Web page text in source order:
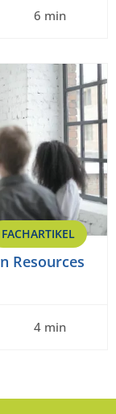
6 min
FACHARTIKEL
Resources
4 min